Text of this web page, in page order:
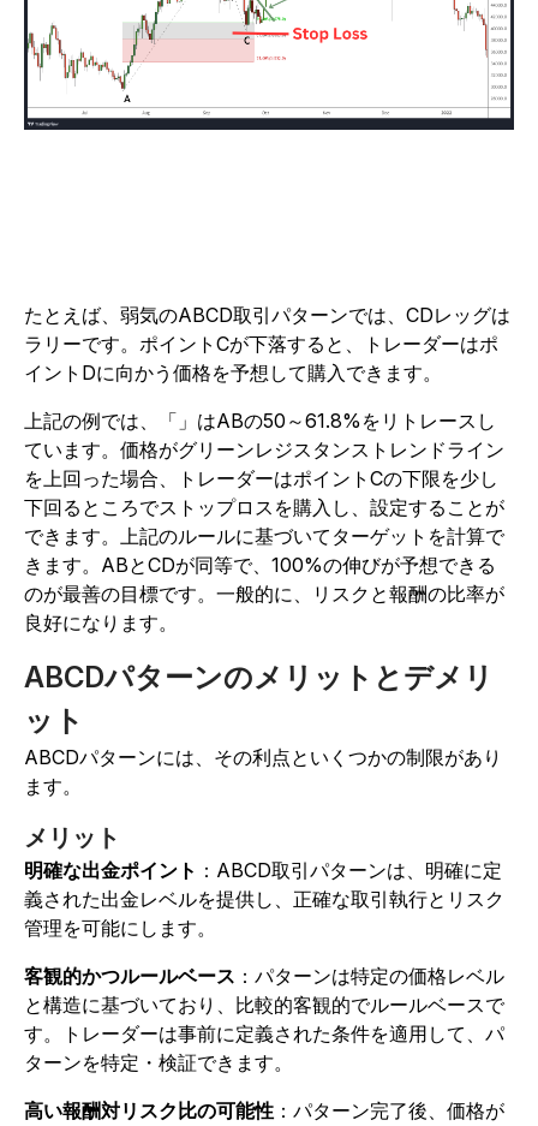
たとえば、弱気のABCD取引パターンでは、CDレッグは
ラリーです。ポイントCが下落すると、トレーダーはポ
イントDに向かう価格を予想して購入できます。
上記の例では、「」はABの50～61.8%をリトレースし
ています。価格がグリーンレジスタンストレンドライン
を上回った場合、トレーダーはポイントCの下限を少し
下回るところでストップロスを購入し、設定することが
できます。上記のルールに基づいてターゲットを計算で
きます。ABとCDが同等で、100%の伸びが予想できる
のが最善の目標です。一般的に、リスクと報酬の比率が
良好になります。
ABCDパターンのメリットとデメリ
ット
ABCDパターンには、その利点といくつかの制限があり
ます。
メリット
明確な出金ポイント ：ABCD取引パターンは、明確に定
義された出金レベルを提供し、正確な取引執行とリスク
管理を可能にします。
客観的かつルールベース ：パターンは特定の価格レベル
と構造に基づいており、比較的客観的でルールベースで
す。トレーダーは事前に定義された条件を適用して、パ
ターンを特定・検証できます。
高い報酬対リスク比の可能性 ：パターン完了後、価格が